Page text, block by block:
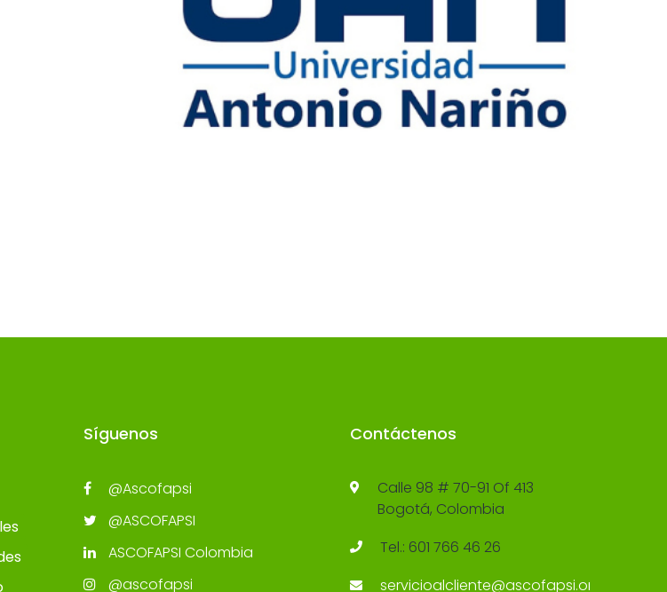
Síguenos
@Ascofapsi
@ASCOFAPSI
ASCOFAPSI Colombia
@ascofapsi
Contáctenos
Calle 98 # 70-91 Of 413
Bogotá, Colombia
Tel.: 601 766 46 26
servicioalcliente@ascofapsi.org.co